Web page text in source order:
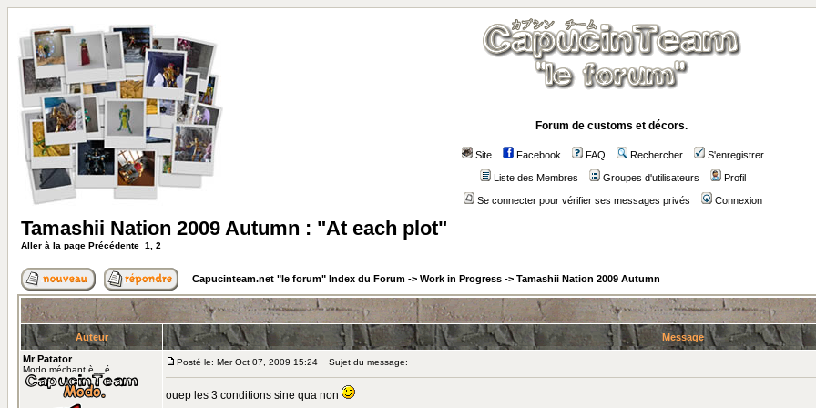
Forum de customs et décors.
Site Facebook FAQ Rechercher S'enregistrer
Liste des Membres Groupes d'utilisateurs Profil
Se connecter pour vérifier ses messages privés Connexion
Tamashii Nation 2009 Autumn : "At each plot"
Aller à la page Précédente 1 2
Capucinteam.net "le forum" Index du Forum -> Work in Progress -> Tamashii Nation 2009 Autumn
Auteur
Message
Mr Patator
Modo méchant è__é
Posté le: Mer Oct 07, 2009 15:24 Sujet du message:
ouep les 3 conditions sine qua non